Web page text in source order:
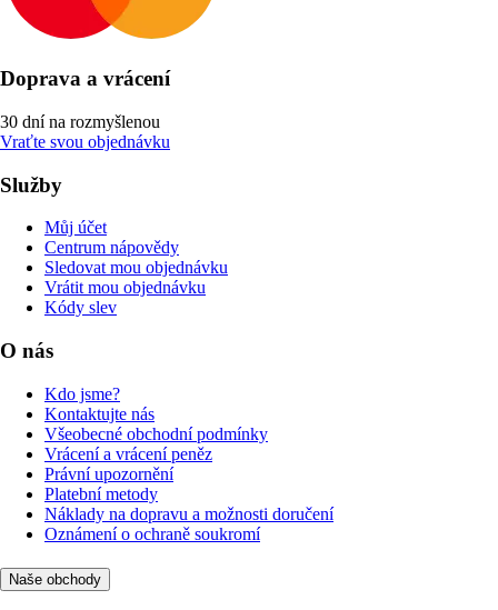
Doprava a vrácení
30 dní na rozmyšlenou
Vraťte svou objednávku
Služby
Můj účet
Centrum nápovědy
Sledovat mou objednávku
Vrátit mou objednávku
Kódy slev
O nás
Kdo jsme?
Kontaktujte nás
Všeobecné obchodní podmínky
Vrácení a vrácení peněz
Právní upozornění
Platební metody
Náklady na dopravu a možnosti doručení
Oznámení o ochraně soukromí
Naše obchody